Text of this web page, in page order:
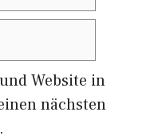
Website in
nächsten